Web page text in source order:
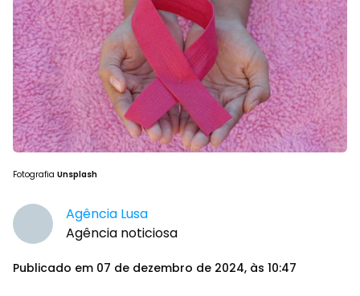
Fotografia Unsplash
Agência Lusa
Agência noticiosa
Publicado em 07 de dezembro de 2024, às 10:47